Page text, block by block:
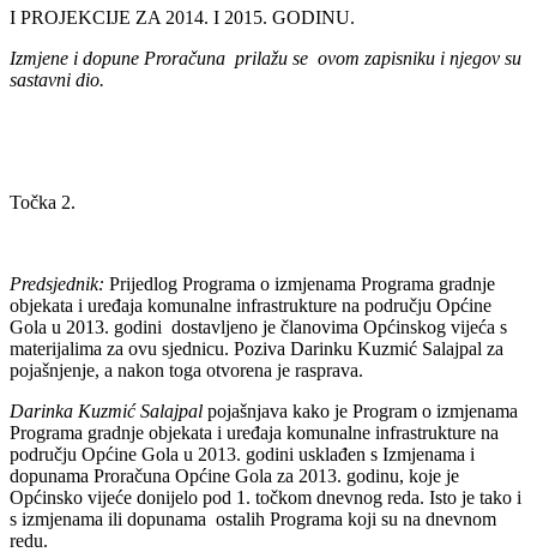
I PROJEKCIJE ZA 2014. I 2015. GODINU.
Izmjene i dopune Proračuna prilažu se ovom zapisniku i njegov su
sastavni dio.
Točka 2.
Predsjednik: Prijedlog Programa o izmjenama Programa gradnje
objekata i uređaja komunalne infrastrukture na području Općine
Gola u 2013. godini dostavljeno je članovima Općinskog vijeća s
materijalima za ovu sjednicu. Poziva Darinku Kuzmić Salajpal za
pojašnjenje, a nakon toga otvorena je rasprava.
Darinka Kuzmić Salajpal pojašnjava kako je Program o izmjenama
Programa gradnje objekata i uređaja komunalne infrastrukture na
području Općine Gola u 2013. godini usklađen s Izmjenama i
dopunama Proračuna Općine Gola za 2013. godinu, koje je
Općinsko vijeće donijelo pod 1. točkom dnevnog reda. Isto je tako i
s izmjenama ili dopunama ostalih Programa koji su na dnevnom
redu.